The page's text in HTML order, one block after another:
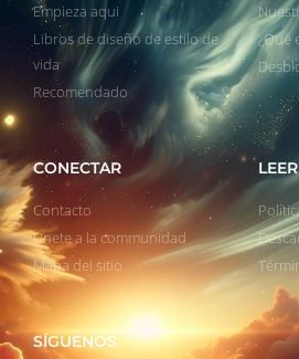
Empieza aqui
Libros de diseño de estilo de
vida
Recomendado
¿Qué
CONECTAR
Contacto
Unete a la communidad
Mapa del sitio
LEER
SÍGUENOS